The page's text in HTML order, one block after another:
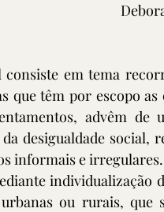
em tema
que têm por escopo
advêm de
desigualdade social,
informais e irregulares.
individualização
ou rurais, que